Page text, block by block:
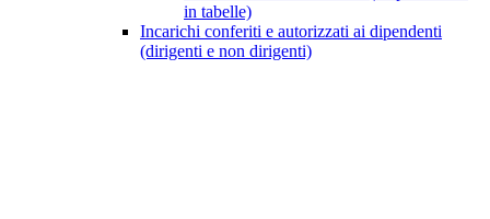
in tabelle)
Incarichi conferiti e autorizzati ai dipendenti
(dirigenti e non dirigenti)